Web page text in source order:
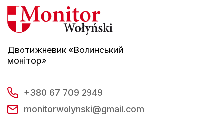
Двотижневик «Волинський
монітор»
+380 67 709 2949
monitorwolynski@gmail.com